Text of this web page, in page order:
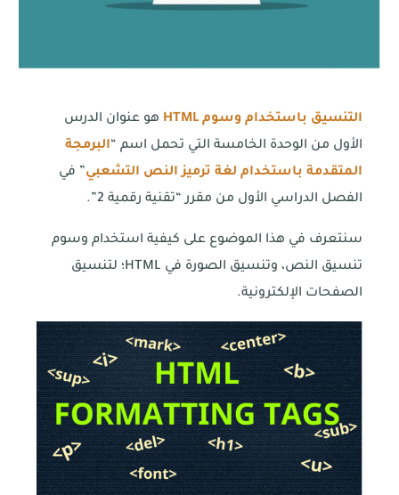
التنسيق باستخدام وسومHTML هو عنوان الدرس
الأول من الوحدة الخامسة التي تحمل اسم “البرمجة
المتقدمة باستخدام لغة ترميز النص التشعبي” في
الفصل الدراسي الأول من مقرر “تقنية رقمية 2”.
سنتعرف في هذا الموضوع على كيفية استخدام وسوم
تنسيق النص، وتنسيق الصورة في HTML؛ لتنسيق
الصفحات الإلكترونية.